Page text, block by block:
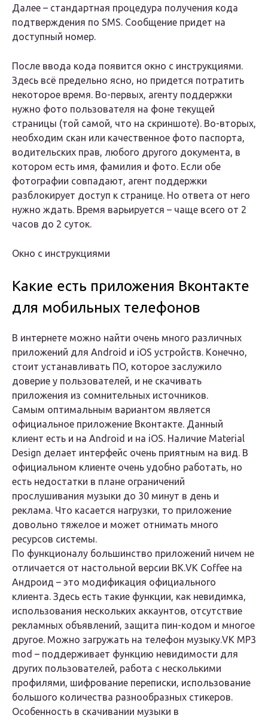
Далее – стандартная процедура получения кода
подтверждения по SMS. Сообщение придет на
доступный номер.
После ввода кода появится окно с инструкциями.
Здесь всё предельно ясно, но придется потратить
некоторое время. Во-первых, агенту поддержки
нужно фото пользователя на фоне текущей
страницы (той самой, что на скриншоте). Во-вторых,
необходим скан или качественное фото паспорта,
водительских прав, любого другого документа, в
котором есть имя, фамилия и фото. Если обе
фотографии совпадают, агент поддержки
разблокирует доступ к странице. Но ответа от него
нужно ждать. Время варьируется – чаще всего от 2
часов до 2 суток.
Окно с инструкциями
Какие есть приложения Вконтакте
для мобильных телефонов
В интернете можно найти очень много различных
приложений для Android и iOS устройств. Конечно,
стоит устанавливать ПО, которое заслужило
доверие у пользователей, и не скачивать
приложения из сомнительных источников.
Самым оптимальным вариантом является
официальное приложение Вконтакте. Данный
клиент есть и на Android и на iOS. Наличие Material
Design делает интерфейс очень приятным на вид. В
официальном клиенте очень удобно работать, но
есть недостатки в плане ограничений
прослушивания музыки до 30 минут в день и
реклама. Что касается нагрузки, то приложение
довольно тяжелое и может отнимать много
ресурсов системы.
По функционалу большинство приложений ничем не
отличается от настольной версии ВК.VK Coffee на
Андроид – это модификация официального
клиента. Здесь есть такие функции, как невидимка,
использования нескольких аккаунтов, отсутствие
рекламных объявлений, защита пин-кодом и многое
другое. Можно загружать на телефон музыку.VK MP3
mod – поддерживает функцию невидимости для
других пользователей, работа с несколькими
профилями, шифрование переписки, использование
большого количества разнообразных стикеров.
Особенность в скачивании музыки в